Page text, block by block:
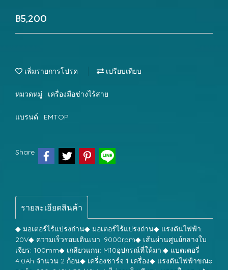
฿5,200
เพิ่มรายการโปรด เปรียบเทียบ
หมวดหมู่ : เครื่องมือช่างไร้สาย
แบรนด์ : EMTOP
Share
รายละเอียดสินค้า
◆ มอเตอร์ไร้แปรงถ่าน◆ มอเตอร์ไร้แปรงถ่าน◆ แรงดันไฟฟ้า:
20V◆ ความเร็วรอบเดินเบา: 9000rpm◆ เส้นผ่านศูนย์กลางใบ
เจียร: 100mm◆ เกลียวแกน: M10อุปกรณ์ที่ให้มา:◆ แบตเตอรี่
4.0Ah จำนวน 2 ก้อน◆ เครื่องชาร์จ 1 เครื่อง◆ แรงดันไฟฟ้าขณะ